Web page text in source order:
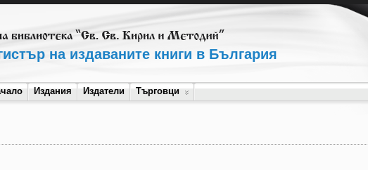
на издаваните книги в България
Издания Издатели Търговци